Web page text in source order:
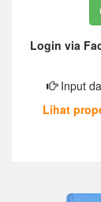
Login via
Input
Lihat